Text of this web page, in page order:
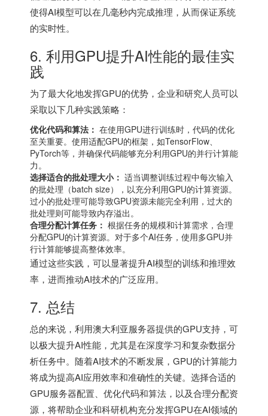
使得AI模型可以在几毫秒内完成推理，从而保证系统
的实时性。
6. 利用GPU提升AI性能的最佳实
践
为了最大化地发挥GPU的优势，企业和研究人员可以
采取以下几种实践策略：
优化代码和算法： 在使用GPU进行训练时，代码的优化
至关重要。使用适配GPU的框架，如TensorFlow、
PyTorch等，并确保代码能够充分利用GPU的并行计算能
力。
选择适合的批处理大小： 适当调整训练过程中每次输入
的批处理（batch size），以充分利用GPU的计算资源。
过小的批处理可能导致GPU资源未能完全利用，过大的
批处理则可能导致内存溢出。
合理分配计算任务： 根据任务的规模和计算需求，合理
分配GPU的计算资源。对于多个AI任务，使用多GPU并
行计算能够提高整体效率。
通过这些实践，可以显著提升AI模型的训练和推理效
率，进而推动AI技术的广泛应用。
7. 总结
总的来说，利用澳大利亚服务器提供的GPU支持，可
以极大提升AI性能，尤其是在深度学习和复杂数据分
析任务中。随着AI技术的不断发展，GPU的计算能力
将成为提高AI应用效率和准确性的关键。选择合适的
GPU服务器配置、优化代码和算法，以及合理分配资
源，将帮助企业和科研机构充分发挥GPU在AI领域的